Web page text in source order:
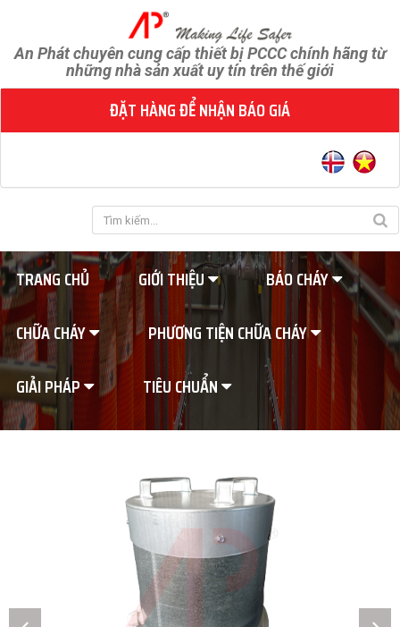
An Phát chuyên cung cấp thiết bị PCCC chính hãng từ
những nhà sản xuất uy tín trên thế giới
ĐẶT HÀNG ĐỂ NHẬN BÁO GIÁ
TRANG CHỦ GIỚI THIỆU
BÁO CHÁY
CHỮA CHÁY
PHƯƠNG TIỆN CHỮA CHÁY
GIẢI PHÁP
TIÊU CHUẨN